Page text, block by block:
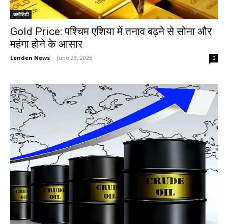
कमोडिटी
Gold Price: पश्चिम एशिया में तनाव बढ़ने से सोना और
महंगा होने के आसार
Lenden News - June 23, 2025 0